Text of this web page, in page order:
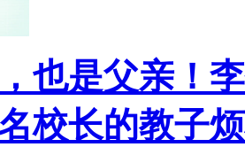
也是父亲！
校长的教子